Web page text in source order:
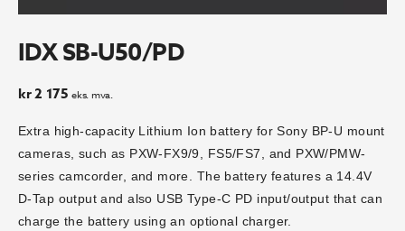
IDX SB-U50/PD
kr2 175 eks. mva.
Extra high-capacity Lithium Ion battery for Sony BP-U mount
cameras, such as PXW-FX9/9, FS5/FS7, and PXW/PMW-
series camcorder, and more. The battery features a 14.4V
D-Tap output and also USB Type-C PD input/output that can
charge the battery using an optional charger.